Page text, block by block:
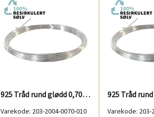
925 Tråd rund glødd 0,70 mm 100 g
Varekode: 203-2004-0070-010 Varekode: 203-